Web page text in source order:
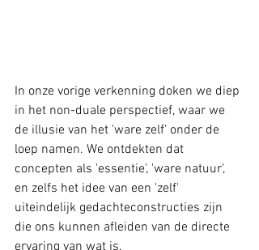
In onze vorige verkenning doken we diep
in het non-duale perspectief, waar we
de illusie van het 'ware zelf' onder de
loep namen. We ontdekten dat
concepten als 'essentie', 'ware natuur',
en zelfs het idee van een 'zelf'
uiteindelijk gedachteconstructies zijn
die ons kunnen afleiden van de directe